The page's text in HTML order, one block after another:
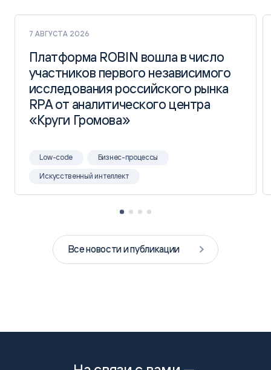
7 АВГУСТА 2026
Платформа ROBIN вошла в число
участников первого независимого
исследования российского рынка
RPA от аналитического центра
«Круги Громова»
Платформа ROBIN вошла в число
участников первого независимого
исследования российского рынка
RPA от аналитического центра
«Круги Громова»
Low-code Бизнес-процессы
Искусственный интеллект
Все новости и публикации